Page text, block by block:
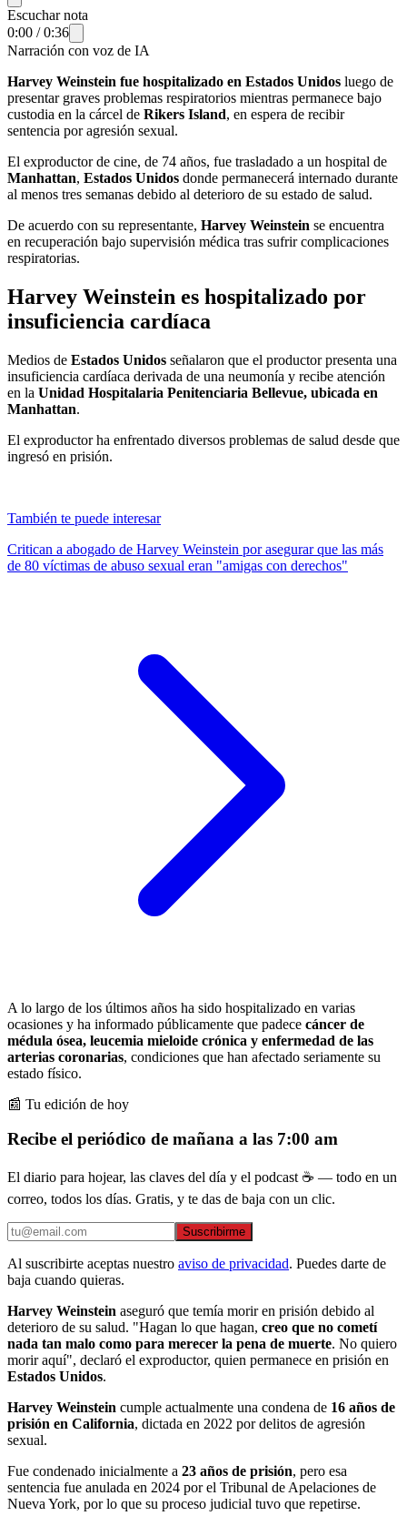
Escuchar nota
0:00 /0:36
Narración con voz de IA
Harvey Weinstein fue hospitalizado en Estados Unidos luego de
presentar graves problemas respiratorios mientras permanece bajo
custodia en la cárcel de Rikers Island, en espera de recibir
sentencia por agresión sexual.
El exproductor de cine, de 74 años, fue trasladado a un hospital de
Manhattan, Estados Unidos donde permanecerá internado durante
al menos tres semanas debido al deterioro de su estado de salud.
De acuerdo con su representante, Harvey Weinstein se encuentra
en recuperación bajo supervisión médica tras sufrir complicaciones
respiratorias.
Harvey Weinstein es hospitalizado por
insuficiencia cardíaca
Medios de Estados Unidos señalaron que el productor presenta una
insuficiencia cardíaca derivada de una neumonía y recibe atención
en la Unidad Hospitalaria Penitenciaria Bellevue, ubicada en
Manhattan.
El exproductor ha enfrentado diversos problemas de salud desde que
ingresó en prisión.
También te puede interesar
Critican a abogado de Harvey Weinstein por asegurar que las más
de 80 víctimas de abuso sexual eran "amigas con derechos"
A lo largo de los últimos años ha sido hospitalizado en varias
ocasiones y ha informado públicamente que padece cáncer de
médula ósea, leucemia mieloide crónica y enfermedad de las
arterias coronarias, condiciones que han afectado seriamente su
estado físico.
📰 Tu edición de hoy
Recibe el periódico de mañana a las 7:00 am
El diario para hojear, las claves del día y el podcast ☕ — todo en un
correo, todos los días. Gratis, y te das de baja con un clic.
Suscribirme
Al suscribirte aceptas nuestro aviso de privacidad. Puedes darte de
baja cuando quieras.
Harvey Weinstein aseguró que temía morir en prisión debido al
deterioro de su salud. "Hagan lo que hagan, creo que no cometí
nada tan malo como para merecer la pena de muerte. No quiero
morir aquí", declaró el exproductor, quien permanece en prisión en
Estados Unidos.
Harvey Weinstein cumple actualmente una condena de 16 años de
prisión en California, dictada en 2022 por delitos de agresión
sexual.
Fue condenado inicialmente a 23 años de prisión, pero esa
sentencia fue anulada en 2024 por el Tribunal de Apelaciones de
Nueva York, por lo que su proceso judicial tuvo que repetirse.